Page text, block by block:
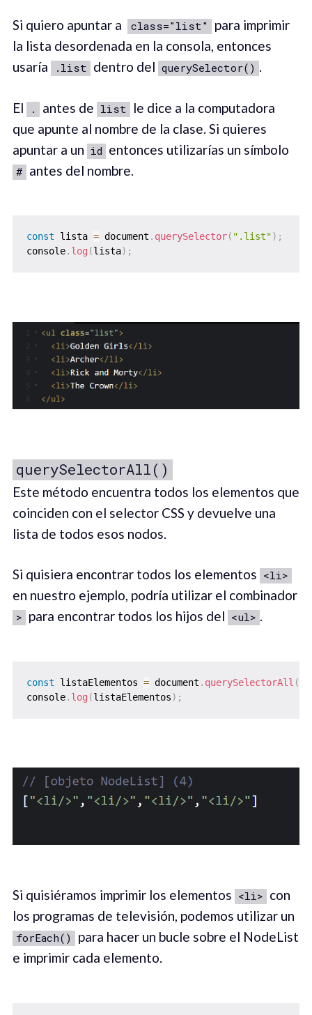
Si quiero apuntar a class="list"
para imprimir
la lista desordenada en la consola, entonces
usaría
.list dentro del querySelector() .
El . antes de list
le dice a la computadora
que apunte al nombre de la clase. Si quieres
apuntar a un id entonces utilizarías un símbolo
# antes del nombre.
const lista = document . querySelector( ".list") ;
console. log (lista) ;
querySelectorAll()
Este método encuentra todos los elementos que
coinciden con el selector CSS y devuelve una
lista de todos esos nodos.
Si quisiera encontrar todos los elementos <li>
en nuestro ejemplo, podría utilizar el combinador
> para encontrar todos los hijos del <ul> .
const listaElementos = document . querySelectorAll (
console. log (listaElementos) ;
Si quisiéramos imprimir los elementos <li> con
los programas de televisión, podemos utilizar un
forEach()
para hacer un bucle sobre el NodeList
e imprimir cada elemento.